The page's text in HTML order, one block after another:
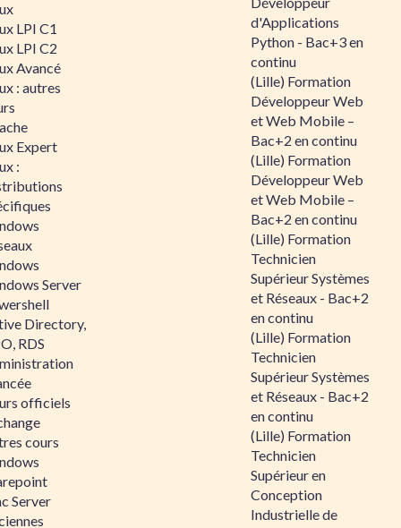
LPI C1
LPI C2
Avancé
: autres
Expert
:
Server
Directory,
RDS
officiels
cours
Server
d'Applications
Python - Bac+3 en
continu
(Lille) Formation
Développeur Web
et Web Mobile –
Bac+2 en continu
(Lille) Formation
Développeur Web
et Web Mobile –
Bac+2 en continu
(Lille) Formation
Technicien
Supérieur Systèmes
et Réseaux - Bac+2
en continu
(Lille) Formation
Technicien
Supérieur Systèmes
et Réseaux - Bac+2
en continu
(Lille) Formation
Technicien
Supérieur en
Conception
Industrielle de